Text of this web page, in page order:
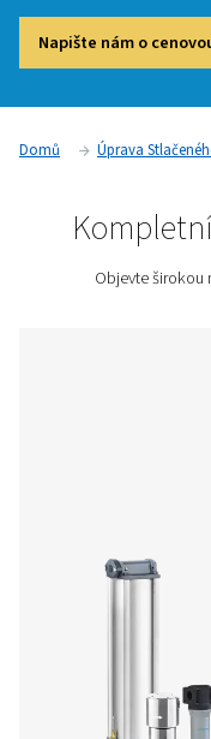
A i ty nejmenší
kontaminaci
vaše technologie
produktu. Na našem
Nabízíme řešení
po náročné
Úprava
Objevte